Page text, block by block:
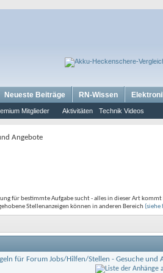
Mitglieder Aktivitäten Technik Videos
Neueste Beiträge RN-Wissen
Angebote
für bestimmte Aufgabe sucht - alles in dieser Art
Stellenanzeigen können in anderen Bereich (siehe
für Forum Jobs/Hilfen/Stellen - Gesuche und